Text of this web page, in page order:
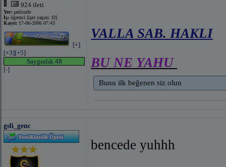
924 ileti
Yer: şanlıurfa
İş: öğrenci [işte yaşım :D]
Kayıt: 17-06-2006 07:43
[+]
[+3][+5]
Saygınlık 48
[-]
VALLA SAB. HAKLI
BU NE YAHU
Bunu ilk beğenen siz olun
gsli_genc
bencede yuhhh